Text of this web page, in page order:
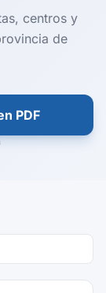
centros y
de
PDF